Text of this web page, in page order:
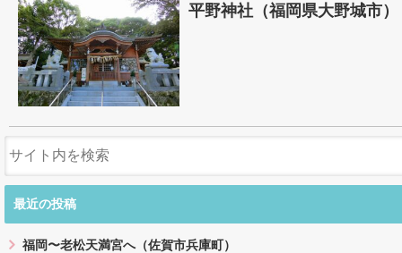
平野神社（福岡県大野城市）
最近の投稿
福岡〜老松天満宮へ（佐賀市兵庫町）